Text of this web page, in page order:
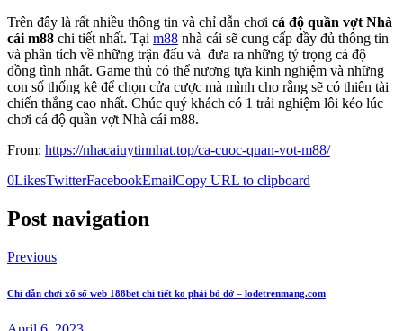
Trên đây là rất nhiều thông tin và chỉ dẫn chơi cá độ quần vợt Nhà
cái m88 chi tiết nhất. Tại m88 nhà cái sẽ cung cấp đầy đủ thông tin
và phân tích về những trận đấu và đưa ra những tỷ trọng cá độ
đồng tình nhất. Game thủ có thể nương tựa kinh nghiệm và những
con số thống kê để chọn cửa cược mà mình cho rằng sẽ có thiên tài
chiến thắng cao nhất. Chúc quý khách có 1 trải nghiệm lôi kéo lúc
chơi cá độ quần vợt Nhà cái m88.
From: https://nhacaiuytinnhat.top/ca-cuoc-quan-vot-m88/
0LikesTwitterFacebookEmailCopy URL to clipboard
Post navigation
Previous
Chỉ dẫn chơi xổ số web 188bet chi tiết ko phải bỏ dở – lodetrenmang.com